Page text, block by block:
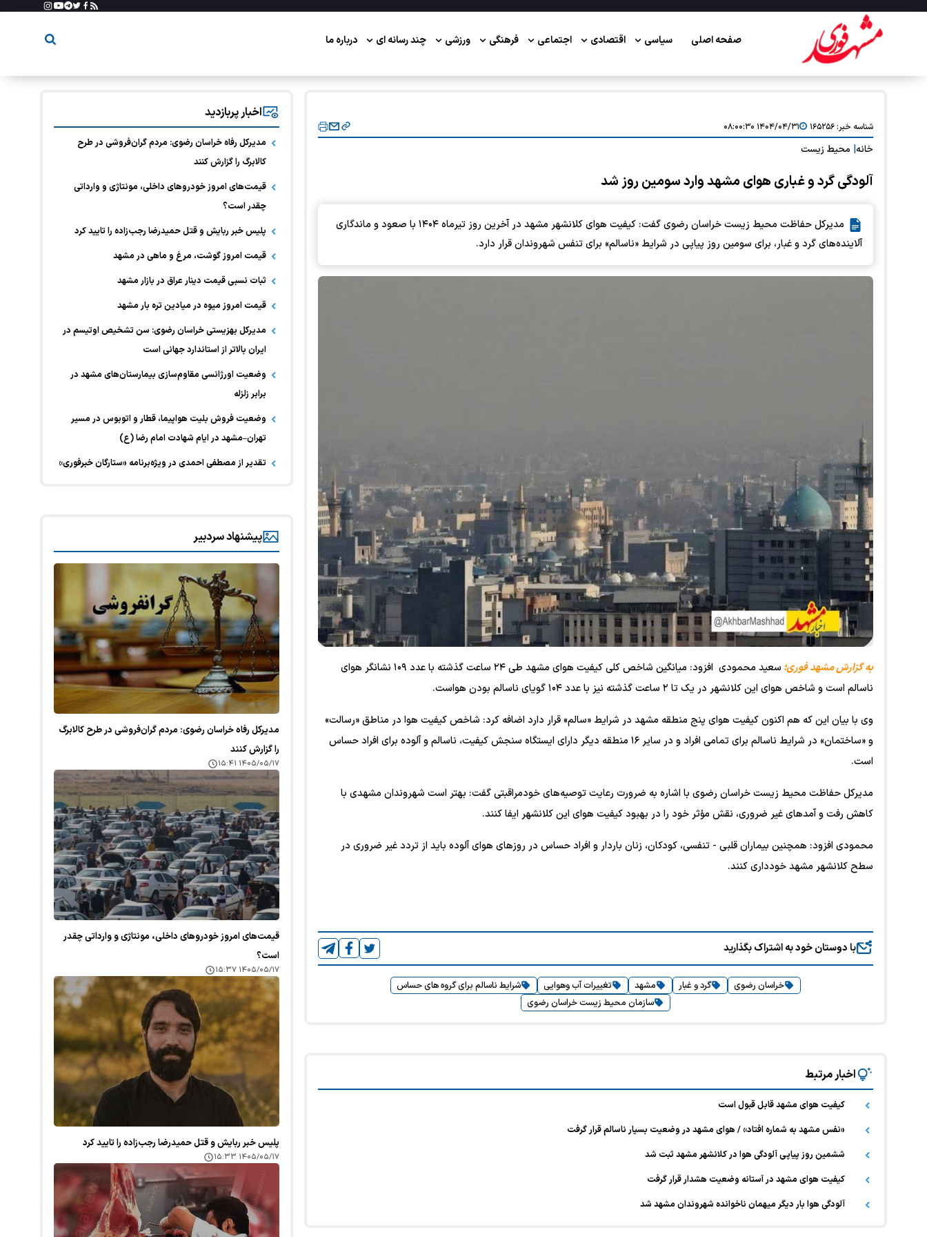
صفحه اصلی سیاسی اقتصادی اجتماعی فرهنگی ورزشی چند رسانه ای درباره ما
شناسه خبر:۱۶۵۲۵۶ ۱۴۰۴/۰۴/۳۱ ۰۸:۰۰:۳۰
خانه محیط زیست
آلودگی گرد و غباری هوای مشهد وارد سومین روز شد
مدیرکل حفاظت محیط زیست خراسان رضوی گفت: کیفیت هوای کلانشهر مشهد در آخرین روز تیرماه ۱۴۰۴ با صعود و ماندگاری
آلاینده‌های گرد و غبار، برای سومین روز پیاپی در شرایط «ناسالم» برای تنفس شهروندان قرار دارد.
به گزارش مشهد فوری؛
سعید محمودی افزود: میانگین شاخص کلی کیفیت هوای مشهد طی ۲۴ ساعت گذشته با عدد ۱۰۹ نشانگر هوای
ناسالم است و شاخص هوای این کلانشهر در یک تا ۲ ساعت گذشته نیز با عدد ۱۰۴ گویای ناسالم بودن هواست.
وی با بیان این که هم اکنون کیفیت هوای پنج منطقه مشهد در شرایط «سالم» قرار دارد اضافه کرد: شاخص کیفیت هوا در مناطق «رسالت»
و «ساختمان» در شرایط ناسالم برای تمامی افراد و در سایر ۱۶ منطقه دیگر دارای ایستگاه سنجش کیفیت، ناسالم و آلوده برای افراد حساس
است.
مدیرکل حفاظت محیط زیست خراسان رضوی با اشاره به ضرورت رعایت توصیه‌های خودمراقبتی گفت: بهتر است شهروندان مشهدی با
کاهش رفت و آمدهای غیر ضروری، نقش مؤثر خود را در بهبود کیفیت هوای این کلانشهر ایفا کنند.
محمودی افزود: همچنین بیماران قلبی - تنفسی، کودکان، زنان باردار و افراد حساس در روزهای هوای آلوده باید از تردد غیر ضروری در
سطح کلانشهر مشهد خودداری کنند.
با دوستان خود به اشتراک بگذارید
خراسان رضوی گرد و غبار مشهد تغییرات آب وهوایی
شرایط ناسالم برای گروه های حساس
سازمان محیط زیست خراسان رضوی
اخبار مرتبط
کیفیت هوای مشهد قابل قبول است
«نفس مشهد به شماره افتاد» / هوای مشهد در وضعیت بسیار ناسالم قرار گرفت
ششمین روز پیاپی آلودگی هوا در کلانشهر مشهد ثبت شد
کیفیت هوای مشهد در آستانه وضعیت هشدار قرار گرفت
آلودگی هوا بار دیگر میهمان ناخوانده شهروندان مشهد شد
اخبار پربازدید
مدیرکل رفاه خراسان رضوی: مردم گران‌فروشی در طرح
کالابرگ را گزارش کنند
قیمت‌های امروز خودرو‌های داخلی، مونتاژی و وارداتی
چقدر است؟
پلیس خبر ربایش و قتل حمیدرضا رجب‌زاده را تایید کرد
قیمت امروز گوشت، مرغ و ماهی در مشهد
ثبات نسبی قیمت دینار عراق در بازار مشهد
قیمت امروز میوه در میادین تره بار مشهد
مدیرکل بهزیستی خراسان رضوی: سن تشخیص اوتیسم در
ایران بالاتر از استاندارد جهانی است
وضعیت اورژانسی مقاوم‌سازی بیمارستان‌های مشهد در
برابر زلزله
وضعیت فروش بلیت هواپیما، قطار و اتوبوس در مسیر
تهران–مشهد در ایام شهادت امام رضا (ع)
تقدیر از مصطفی احمدی در ویژه‌برنامه «ستارگان خبرفوری»
پیشنهاد سردبیر
مدیرکل رفاه خراسان رضوی: مردم گران‌فروشی در طرح کالابرگ
را گزارش کنند
۱۴۰۵/۰۵/۱۷ ۱۵:۴۱
قیمت‌های امروز خودرو‌های داخلی، مونتاژی و وارداتی چقدر
است؟
۱۴۰۵/۰۵/۱۷ ۱۵:۳۷
پلیس خبر ربایش و قتل حمیدرضا رجب‌زاده را تایید کرد
۱۴۰۵/۰۵/۱۷ ۱۵:۳۳